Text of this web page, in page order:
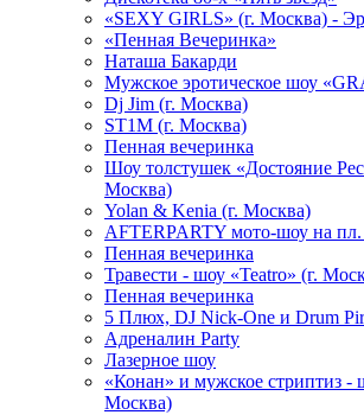
«SEXY GIRLS» (г. Москва) -
«Пенная Вечеринка»
Hаташа Бакарди
Мужское эротическое шоу
Dj Jim (г. Москва)
ST1M (г. Москва)
Пенная вечеринка
Шоу толстушек «Достояние
Москва)
Yolan & Kenia (г. Москва)
AFTERPARTY мото-шоу на
Пенная вечеринка
Травести - шоу «Teatro» (г.
Пенная вечеринка
5 Плюх, DJ Nick-One и Drum
Адреналин Party
Лазерное шоу
«Конан» и мужское стриптиз -
Москва)